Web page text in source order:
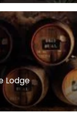
Lodge